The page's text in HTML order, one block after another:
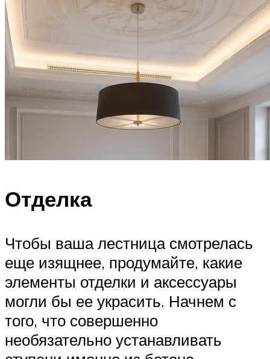
Отделка
Чтобы ваша лестница смотрелась
еще изящнее, продумайте, какие
элементы отделки и аксессуары
могли бы ее украсить. Начнем с
того, что совершенно
необязательно устанавливать